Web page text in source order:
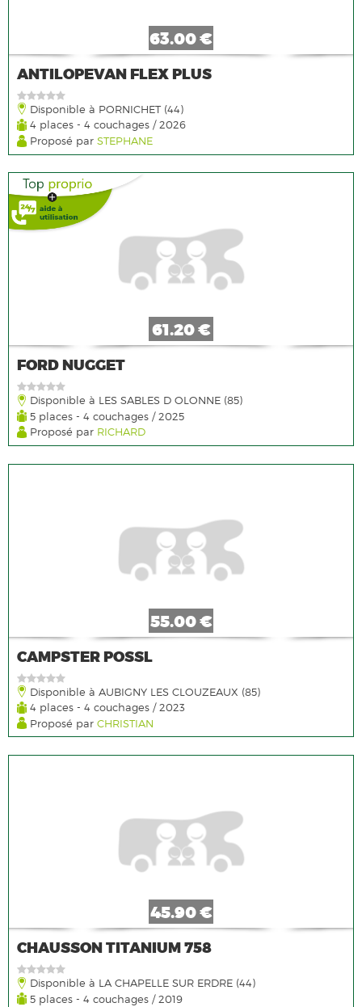
63.00 €
ANTILOPEVAN FLEX PLUS
Disponible à PORNICHET (44)
4 places - 4 couchages / 2026
Proposé par STEPHANE
61.20 €
FORD NUGGET
Disponible à LES SABLES D OLONNE (85)
5 places - 4 couchages / 2025
Proposé par RICHARD
55.00 €
CAMPSTER POSSL
Disponible à AUBIGNY LES CLOUZEAUX (85)
4 places - 4 couchages / 2023
Proposé parCHRISTIAN
45.90 €
CHAUSSON TITANIUM 758
Disponible à LA CHAPELLE SUR ERDRE (44)
5 places - 4 couchages / 2019